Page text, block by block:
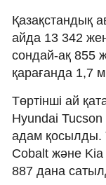
Қазақстандық
айда 13 342
сондай-ақ 855
қарағанда 1,7
Төртінші ай
Hyundai
адам қосылды.
Cobalt және Kia
887 дана